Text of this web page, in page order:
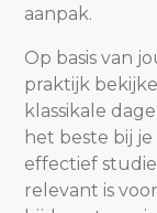
aanpak.
Op basis van
praktijk
klassikale
het beste bij
effectief
relevant is